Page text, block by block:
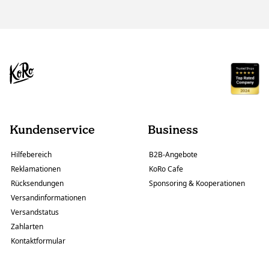
Kundenservice
Hilfebereich
Reklamationen
Rücksendungen
Versandinformationen
Versandstatus
Zahlarten
Kontaktformular
Business
B2B-Angebote
KoRo Cafe
Sponsoring & Kooperationen